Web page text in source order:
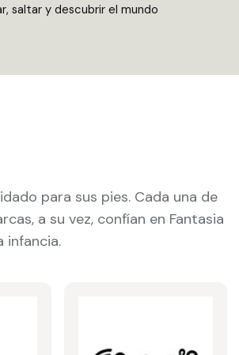
saltar y descubrir el mundo
para sus pies. Cada una de
a su vez, confían en Fantasia
infancia.